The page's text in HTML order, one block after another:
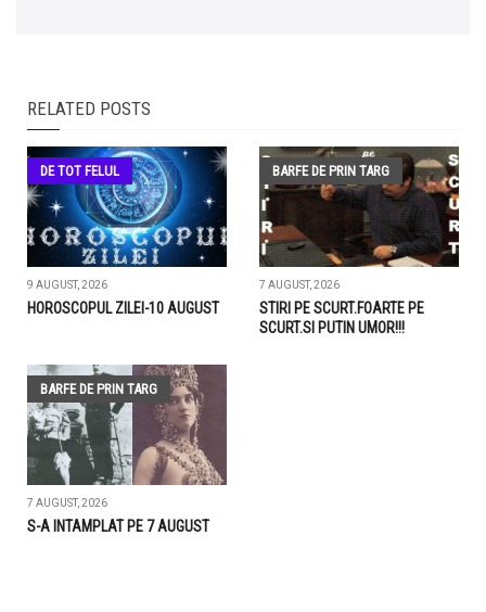
RELATED POSTS
DE TOT FELUL
9 AUGUST, 2026
HOROSCOPUL ZILEI-10 AUGUST
BARFE DE PRIN TARG
7 AUGUST, 2026
STIRI PE SCURT.FOARTE PE
SCURT.SI PUTIN UMOR!!!
BARFE DE PRIN TARG
7 AUGUST, 2026
S-A INTAMPLAT PE 7 AUGUST